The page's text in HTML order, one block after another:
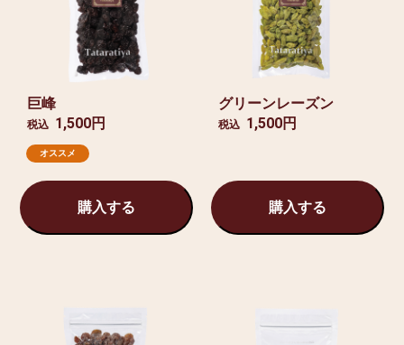
巨峰
税込 1,500円
オススメ
購入する
グリーンレーズン
税込 1,500円
購入する